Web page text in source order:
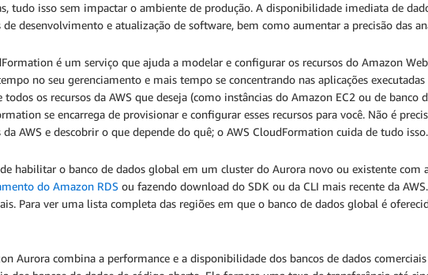
tudo isso sem impactar o ambiente de produção. A disponibilidade imediata de
de desenvolvimento e atualização de software, bem como aumentar a precisão das
é um serviço que ajuda a modelar e configurar os recursos do Amazon
no seu gerenciamento e mais tempo se concentrando nas aplicações
todos os recursos da AWS que deseja (como instâncias do Amazon EC2 ou de banco
se encarrega de provisionar e configurar esses recursos para você. Não é
da AWS e descobrir o que depende do quê; o AWS CloudFormation cuida de tudo isso.
habilitar o banco de dados global em um cluster do Aurora novo ou existente com
do Amazon RDS ou fazendo download do SDK ou da CLI mais recente da
Para ver uma lista completa das regiões em que o banco de dados global é
Aurora combina a performance e a disponibilidade dos bancos de dados